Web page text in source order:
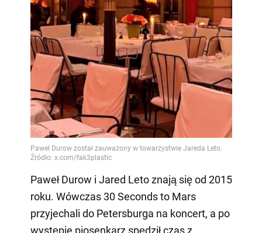
Paweł Durow i Jared Leto znają się od 2015
roku. Wówczas 30 Seconds to Mars
przyjechali do Petersburga na koncert, a po